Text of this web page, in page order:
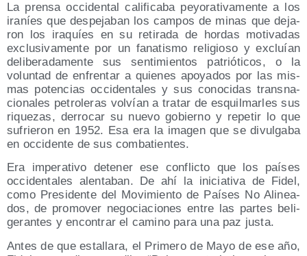
La pren­sa occi­den­tal cali­fi­ca­ba peyo­ra­ti­va­men­te a los
ira­níes que des­pe­ja­ban los cam­pos de minas que deja­
ron los ira­quíes en su reti­ra­da de hor­das moti­va­das
exclu­si­va­men­te por un fana­tis­mo reli­gio­so y excluían
deli­be­ra­da­men­te sus sen­ti­mien­tos patrió­ti­cos, o la
volun­tad de enfren­tar a quie­nes apo­ya­dos por las mis­
mas poten­cias occi­den­ta­les y sus cono­ci­das trans­na­
cio­na­les petro­le­ras vol­vían a tra­tar de esquil­mar­les sus
rique­zas, derro­car su nue­vo gobierno y repe­tir lo que
sufrie­ron en 1952. Esa era la ima­gen que se divul­ga­ba
en occi­den­te de sus combatientes.
Era impe­ra­ti­vo dete­ner ese con­flic­to que los paí­ses
occi­den­ta­les alen­ta­ban. De ahí la ini­cia­ti­va de Fidel,
como Pre­si­den­te del Movi­mien­to de Paí­ses No Ali­nea­
dos, de pro­mo­ver nego­cia­cio­nes entre las par­tes beli­
ge­ran­tes y encon­trar el camino para una paz justa.
Antes de que esta­lla­ra, el Pri­me­ro de Mayo de ese año,